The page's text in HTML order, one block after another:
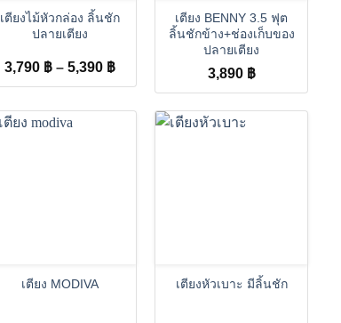
เตียงไม้หัวกล่อง ลิ้นชัก
ปลายเตียง
3,790 ฿ – 5,390 ฿Price
range:
through
เตียง BENNY 3.5 ฟุต
ลิ้นชักข้าง+ช่องเก็บของ
ปลายเตียง
3,890 ฿
เตียง MODIVA เตียงหัวเบาะ มีลิ้นชัก